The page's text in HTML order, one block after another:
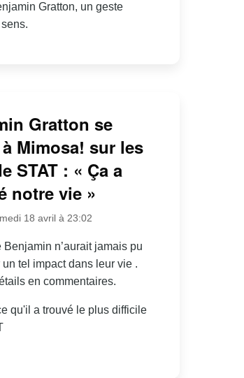
Gratton, un geste
Gratton se
Mimosa! sur les
STAT : « Ça a
notre vie »
18 avril à 23:02
Benjamin n’aurait jamais pu
un tel impact dans leur vie .
en commentaires.
qu'il a trouvé le plus difficile